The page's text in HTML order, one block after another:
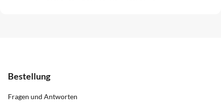
Bestellung
Fragen und Antworten